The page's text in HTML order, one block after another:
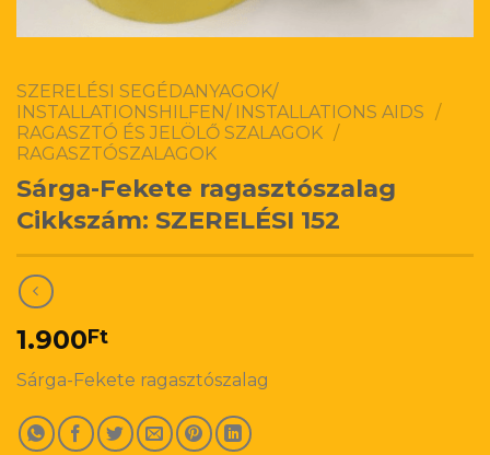
SZERELÉSI SEGÉDANYAGOK/
INSTALLATIONSHILFEN/ INSTALLATIONS AIDS /
RAGASZTÓ ÉS JELÖLŐ SZALAGOK /
RAGASZTÓSZALAGOK
Sárga-Fekete ragasztószalag
Cikkszám: SZERELÉSI 152
1.900Ft
Sárga-Fekete ragasztószalag